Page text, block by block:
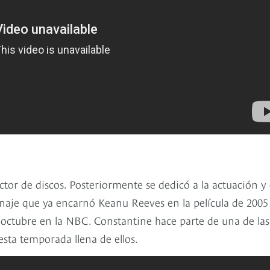
de discos. Posteriormente se dedicó a la actuación y
que ya encarnó Keanu Reeves en la película de 2005
en la NBC. Constantine hace parte de una de las
temporada llena de ellos.